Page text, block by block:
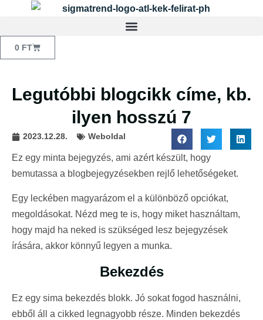
0 FT
Legutóbbi blogcikk címe, kb.
ilyen hosszú 7
2023.12.28. Weboldal
Ez egy minta bejegyzés, ami azért készült, hogy
bemutassa a blogbejegyzésekben rejlő lehetőségeket.
Egy leckében magyarázom el a különböző opciókat,
megoldásokat. Nézd meg te is, hogy miket használtam,
hogy majd ha neked is szükséged lesz bejegyzések
írására, akkor könnyű legyen a munka.
Bekezdés
Ez egy sima bekezdés blokk. Jó sokat fogod használni,
ebből áll a cikked legnagyobb része. Minden bekezdés